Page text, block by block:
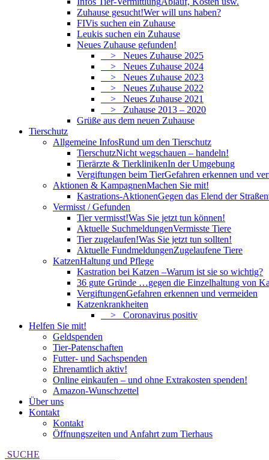
Zuhause gesucht!Wer will uns haben?
FIVis suchen ein Zuhause
Leukis suchen ein Zuhause
Neues Zuhause gefunden!
> Neues Zuhause 2025
> Neues Zuhause 2024
> Neues Zuhause 2023
> Neues Zuhause 2022
> Neues Zuhause 2021
> Zuhause 2013 – 2020
Grüße aus dem neuen Zuhause
Tierschutz
Allgemeine InfosRund um den Tierschutz
TierschutzNicht wegschauen – handeln!
Tierärzte & TierklinikenIn der Umgebung
Vergiftungen beim TierGefahren erkennen und
Aktionen & KampagnenMachen Sie mit!
Kastrations-AktionenGegen das Elend der
Vermisst / Gefunden
Tier vermisst!Was Sie jetzt tun können!
Aktuelle SuchmeldungenVermisste Tiere
Tier zugelaufen!Was Sie jetzt tun sollten!
Aktuelle FundmeldungenZugelaufene Tiere
KatzenHaltung und Pflege
Kastration bei Katzen –Warum ist sie so wichtig?
36 gute Gründe …gegen die Einzelhaltung von
VergiftungenGefahren erkennen und vermeiden
Katzenkrankheiten
> Coronavirus positiv
Helfen Sie mit!
Geldspenden
Tier-Patenschaften
Futter- und Sachspenden
Ehrenamtlich aktiv!
Online einkaufen – und ohne Extrakosten spenden!
Amazon-Wunschzettel
Über uns
Kontakt
Kontakt
Öffnungszeiten und Anfahrt zum Tierhaus
Search:
SUCHE